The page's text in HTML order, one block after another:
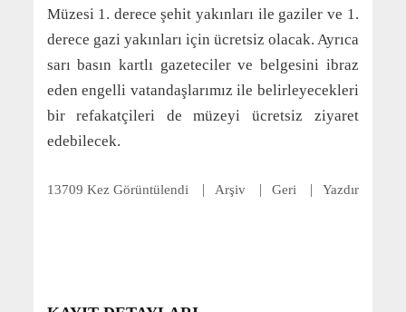
Müzesi 1. derece şehit yakınları ile gaziler ve 1.
derece gazi yakınları için ücretsiz olacak. Ayrıca
sarı basın kartlı gazeteciler ve belgesini ibraz
eden engelli vatandaşlarımız ile belirleyecekleri
bir refakatçileri de müzeyi ücretsiz ziyaret
edebilecek.
13709 Kez Görüntülendi Arşiv Geri Yazdır